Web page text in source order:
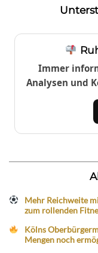
Immer
Analysen und
Mehr Reichweite
zum rollenden
Kölns
Mengen noch